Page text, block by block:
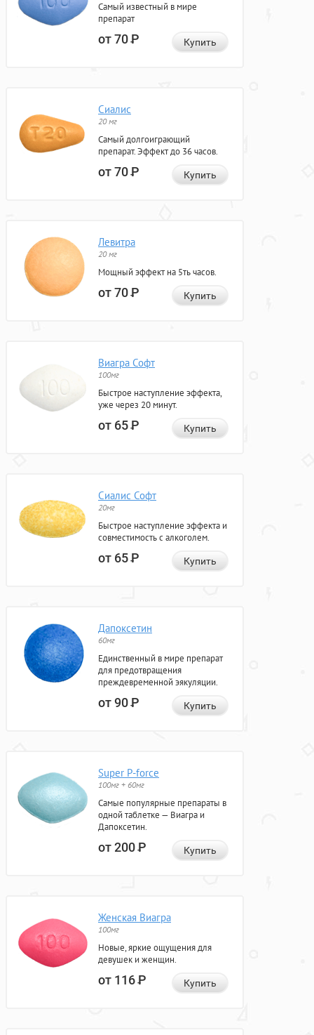
Самый известный в мире
препарат
от 70Р Купить
Сиалис
20 мг
Самый долгоиграющий
препарат. Эффект до 36 часов.
от 70Р Купить
Левитра
20 мг
Мощный эффект на 5ть часов.
от 70Р Купить
Виагра Софт
100мг
Быстрое наступление эффекта,
уже через 20 минут.
от 65Р Купить
Сиалис Софт
20мг
Быстрое наступление эффекта и
совместимость с алкоголем.
от 65Р Купить
Дапоксетин
60мг
Единственный в мире препарат
для предотвращения
преждевременной эякуляции.
от 90Р Купить
Super P-force
100мг + 60мг
Самые популярные препараты в
одной таблетке — Виагра и
Дапоксетин.
от 200Р Купить
Женская Виагра
100мг
Новые, яркие ощущения для
девушек и женщин.
от 116Р Купить